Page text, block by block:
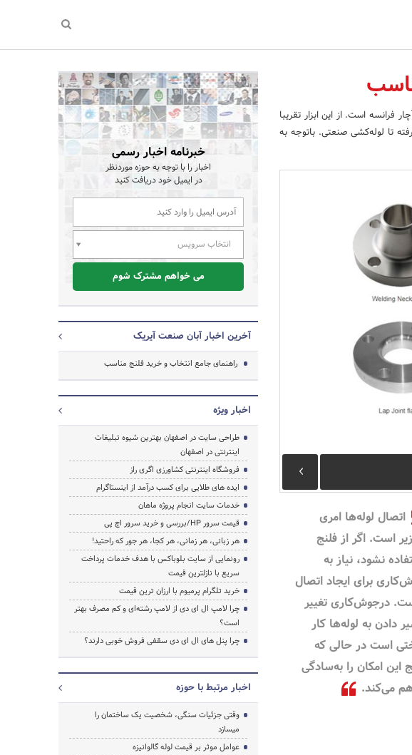
جستجو
فرانسه است. از این ابزار تقریبا
تا لوله‌کشی صنعتی. باتوجه‌ به
اتصال لوله‌ها امری
است. اگر از فلنج
نشود، نیاز به
برای ایجاد اتصال
درجوش‌کاری تغییر
دادن به لوله‌ها کار
است در حالی که
این امکان را به‌سادگی
می‌کند.
خبرنامه اخبار رسمی
اخبار را با توجه به حوزه موردنظر
در ایمیل خود دریافت کنید
انتخاب سرویس
می خواهم مشترک شوم
آخرین اخبار آبان صنعت آیریک
راهنمای جامع انتخاب و خرید فلنج مناسب
اخبار ویژه
طراحی سایت در اصفهان بهترین شیوه تبلیغات
اینترنتی در اصفهان
فروشگاه اینترنتی کشاورزی اگری راز
ایده های طلایی برای کسب درآمد از اینستاگرام
خدمات سایت انجام پروژه ماهان
قیمت سرور HP/بررسی و خرید سرور اچ پی
هر زبانی، هر زمانی، هر کجا، هر جور که راحتید!
رونمایی از سایت بلوباکس با هدف خدمات پرداخت
سریع با نازلترین قیمت
خرید تلگرام پرمیوم با ارزان ترین قیمت
چرا لامپ ال ای دی از لامپ رشته‌ای و کم مصرف بهتر
است؟
چرا پنل های ال ای دی سقفی فروش خوبی دارند؟
اخبار مرتبط با حوزه
وقتی جزئیات سنگی، شخصیت یک ساختمان را
میسازد
عوامل موثر بر قیمت لوله گالوانیزه